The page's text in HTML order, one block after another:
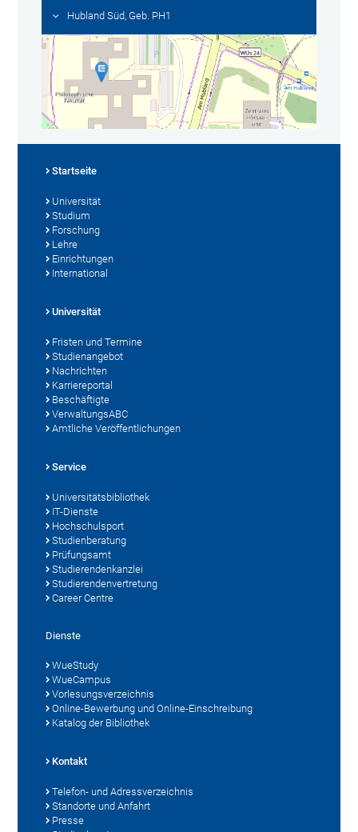
Hubland Süd, Geb. PH1
Startseite
Universität
Studium
Forschung
Lehre
Einrichtungen
International
Universität
Fristen und Termine
Studienangebot
Nachrichten
Karriereportal
Beschäftigte
VerwaltungsABC
Amtliche Veröffentlichungen
Service
Universitätsbibliothek
IT-Dienste
Hochschulsport
Studienberatung
Prüfungsamt
Studierendenkanzlei
Studierendenvertretung
Career Centre
Dienste
WueStudy
WueCampus
Vorlesungsverzeichnis
Online-Bewerbung und Online-Einschreibung
Katalog der Bibliothek
Kontakt
Telefon- und Adressverzeichnis
Standorte und Anfahrt
Presse